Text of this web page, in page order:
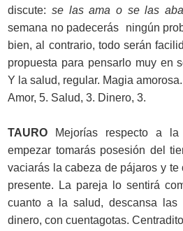
discute: se las ama o se las
semana no padecerás ningún
bien, al contrario, todo serán
propuesta para pensarlo muy en
Y la salud, regular. Magia amorosa.
Amor, 5. Salud, 3. Dinero, 3.
TAURO Mejorías respecto a la
empezar tomarás posesión del
vaciarás la cabeza de pájaros y te
presente. La pareja lo sentirá
cuanto a la salud, descansa las
dinero, con cuentagotas.